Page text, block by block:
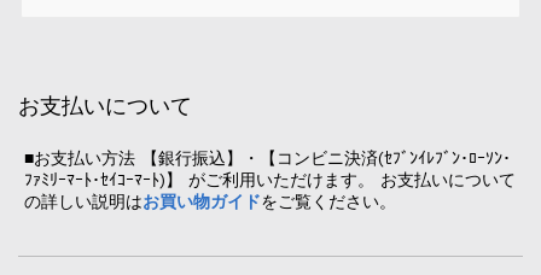
お支払いについて
■お支払い方法 【銀行振込】・【コンビニ決済(ｾﾌﾞﾝｲﾚﾌﾞﾝ･ﾛｰｿﾝ･
ﾌｧﾐﾘｰﾏｰﾄ･ｾｲｺｰﾏｰﾄ)】 がご利用いただけます。 お支払いについて
の詳しい説明はお買い物ガイドをご覧ください。